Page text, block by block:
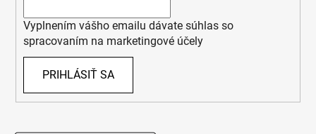
Vyplnením vášho emailu dávate súhlas so
spracovaním na marketingové účely
PRIHLÁSIŤ SA